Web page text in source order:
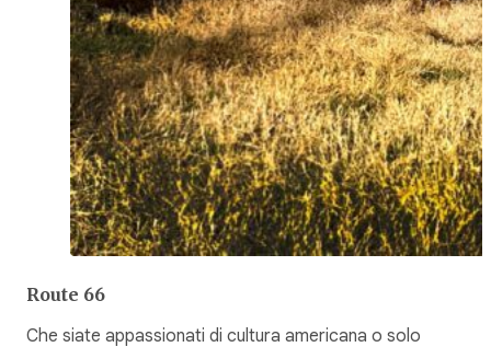
Route 66
Che siate appassionati di cultura americana o solo